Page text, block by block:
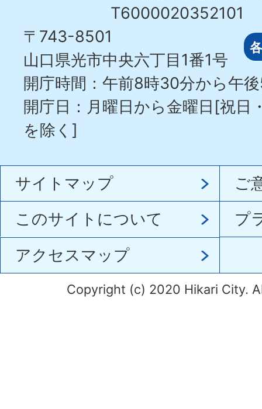
T6000020352101
〒743-8501
山口県光市中央六丁目1番1号
開庁時間：午前8時30分から午
開庁日：月曜日から金曜日[祝日
を除く]
サイトマップ
ご
このサイトについて
プ
アクセスマップ
Copyright (c) 2020 Hikari City.